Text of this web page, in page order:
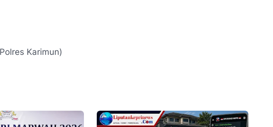
Karimun)